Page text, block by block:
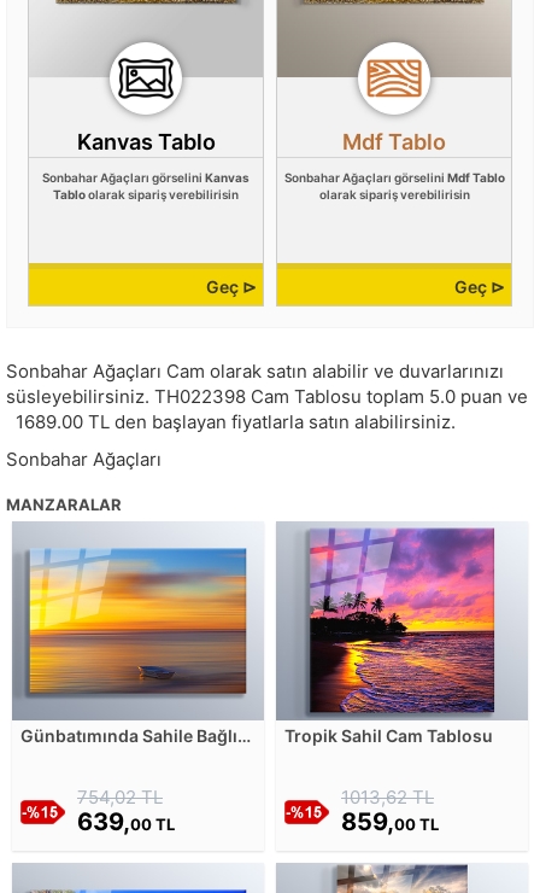
Kanvas Tablo
Sonbahar Ağaçları görselini Kanvas
Tabloolarak sipariş verebilirisin
Geç ⊳
Mdf Tablo
Sonbahar Ağaçları görselini Mdf Tablo
olarak sipariş verebilirisin
Geç ⊳
Sonbahar Ağaçları Cam olarak satın alabilir ve duvarlarınızı
süsleyebilirsiniz. TH022398 Cam Tablosu toplam 5.0 puan ve
1689.00 TL den başlayan fiyatlarla satın alabilirsiniz.
Sonbahar Ağaçları
MANZARALAR
Günbatımında Sahile Bağlı
754,02 TL
639,00 TL
Tropik Sahil Cam Tablosu
1013,62 TL
859,00 TL